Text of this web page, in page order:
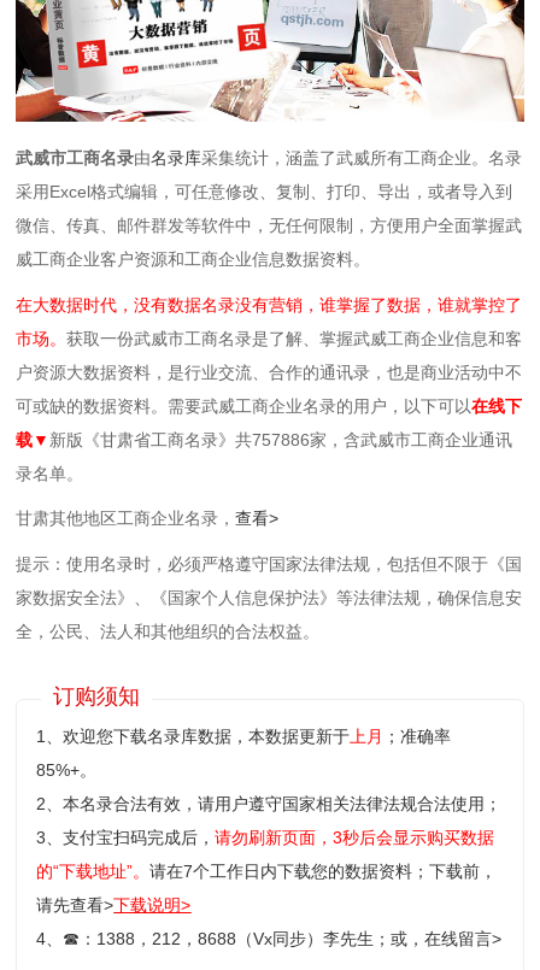
武威市工商名录由名录库采集统计，涵盖了武威所有工商企业。名录
采用Excel格式编辑，可任意修改、复制、打印、导出，或者导入到
微信、传真、邮件群发等软件中，无任何限制 ，方便用户全面掌握武
威工商企业客户资源和工商企业信息数据资料。
在大数据时代，没有数据名录没有营销，谁掌握了数据，谁就掌控了
市场。获取一份武威市工商名录是了解、掌握武威工商企业信息和客
户资源大数据资料，是行业交流、合作的通讯录，也是商业活动中不
可或缺的数据资料。需要武威工商企业名录的用户，以下可以在线下
载▼ 新版《甘肃省工商名录》共757886家，含武威市工商企业通讯
录名单。
甘肃其他地区工商企业名录，查看>
提示：使用名录时，必须严格遵守国家法律法规，包括但不限于《国
家数据安全法》、《国家个人信息保护法》等‌法律法规，确保信息安
全，公民、法人和其他组织的合法权益。
订购须知
1、欢迎您下载名录库数据，本数据更新于 上月 ；准确率
85%+。
2、本名录合法有效，请用户遵守国家相关法律法规合法使用；
3、支付宝扫码完成后，请勿刷新页面，3秒后会显示购买数据
的“下载地址”。请在7个工作日内下载您的数据资料；下载前，
请先查看>下载说明>
4、 ☎ ：1388，212，8688（Vx同步）李先生；或，在线留言>